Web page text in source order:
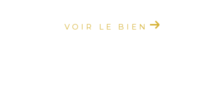
VOIR LE BIEN